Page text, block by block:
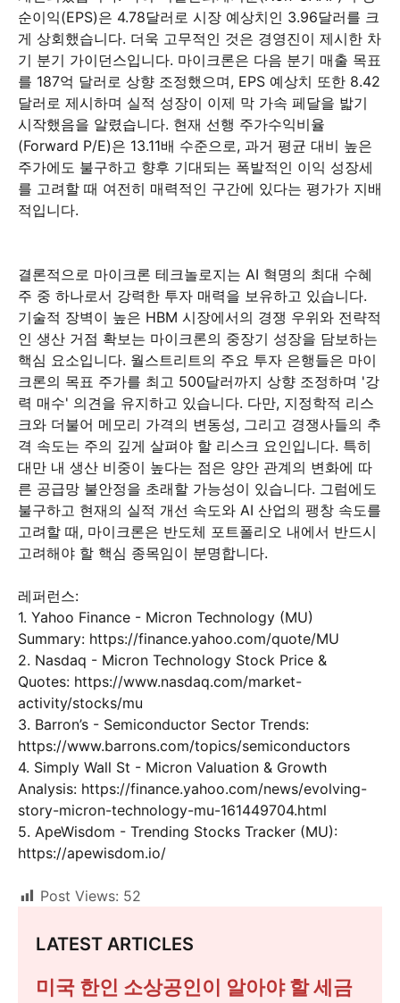
순이익(EPS)은 4.78달러로 시장 예상치인 3.96달러를 크
게 상회했습니다. 더욱 고무적인 것은 경영진이 제시한 차
기 분기 가이던스입니다. 마이크론은 다음 분기 매출 목표
를 187억 달러로 상향 조정했으며, EPS 예상치 또한 8.42
달러로 제시하며 실적 성장이 이제 막 가속 페달을 밟기
시작했음을 알렸습니다. 현재 선행 주가수익비율
(Forward P/E)은 13.11배 수준으로, 과거 평균 대비 높은
주가에도 불구하고 향후 기대되는 폭발적인 이익 성장세
를 고려할 때 여전히 매력적인 구간에 있다는 평가가 지배
적입니다.
결론적으로 마이크론 테크놀로지는 AI 혁명의 최대 수혜
주 중 하나로서 강력한 투자 매력을 보유하고 있습니다.
기술적 장벽이 높은 HBM 시장에서의 경쟁 우위와 전략적
인 생산 거점 확보는 마이크론의 중장기 성장을 담보하는
핵심 요소입니다. 월스트리트의 주요 투자 은행들은 마이
크론의 목표 주가를 최고 500달러까지 상향 조정하며 '강
력 매수' 의견을 유지하고 있습니다. 다만, 지정학적 리스
크와 더불어 메모리 가격의 변동성, 그리고 경쟁사들의 추
격 속도는 주의 깊게 살펴야 할 리스크 요인입니다. 특히
대만 내 생산 비중이 높다는 점은 양안 관계의 변화에 따
른 공급망 불안정을 초래할 가능성이 있습니다. 그럼에도
불구하고 현재의 실적 개선 속도와 AI 산업의 팽창 속도를
고려할 때, 마이크론은 반도체 포트폴리오 내에서 반드시
고려해야 할 핵심 종목임이 분명합니다.
레퍼런스:
1. Yahoo Finance - Micron Technology (MU)
Summary: https://finance.yahoo.com/quote/MU
2. Nasdaq - Micron Technology Stock Price &
Quotes: https://www.nasdaq.com/market-
activity/stocks/mu
3. Barron’s - Semiconductor Sector Trends:
https://www.barrons.com/topics/semiconductors
4. Simply Wall St - Micron Valuation & Growth
Analysis: https://finance.yahoo.com/news/evolving-
story-micron-technology-mu-161449704.html
5. ApeWisdom - Trending Stocks Tracker (MU):
https://apewisdom.io/
Post Views: 52
LATEST ARTICLES
미국 한인 소상공인이 알아야 할 세금